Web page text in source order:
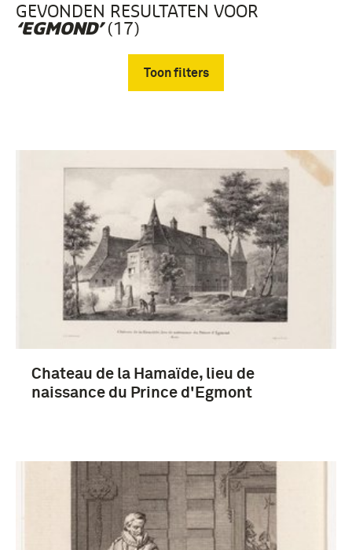
GEVONDEN RESULTATEN VOOR
‘EGMOND’(17)
Toon filters
Prenten en Tekeningen (17)
Egmond, lamoraal graaf van (17)
Alva, Ferdinand Alvarez de Toledo (hertog van) (3)
Chateau de la Hamaïde, lieu de
naissance du Prince d'Egmont